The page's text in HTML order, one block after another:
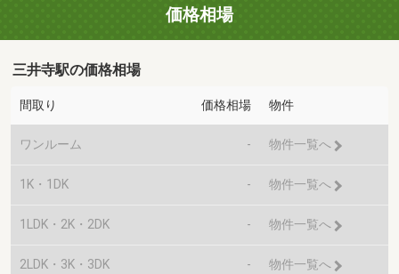
価格相場
三井寺駅の価格相場
間取り 価格相場 物件
ワンルーム - 物件一覧へ
1K・1DK - 物件一覧へ
1LDK・2K・2DK - 物件一覧へ
2LDK・3K・3DK - 物件一覧へ